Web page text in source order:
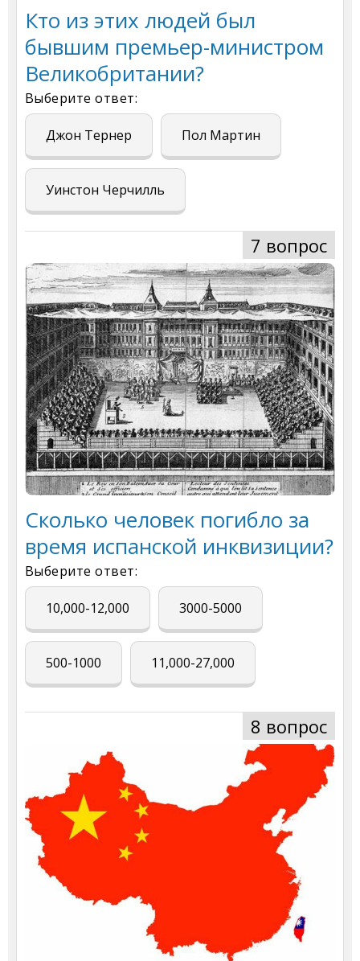
Кто из этих людей был
бывшим премьер-министром
Великобритании?
Выберите ответ:
Джон Тернер Пол Мартин
Уинстон Черчилль
7 вопрос
Сколько человек погибло за
время испанской инквизиции?
Выберите ответ:
10,000-12,000 3000-5000
500-1000 11,000-27,000
8 вопрос